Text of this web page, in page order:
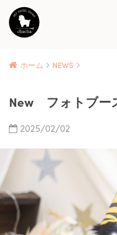
ホーム NEWS
New フォトブー
2025/02/02